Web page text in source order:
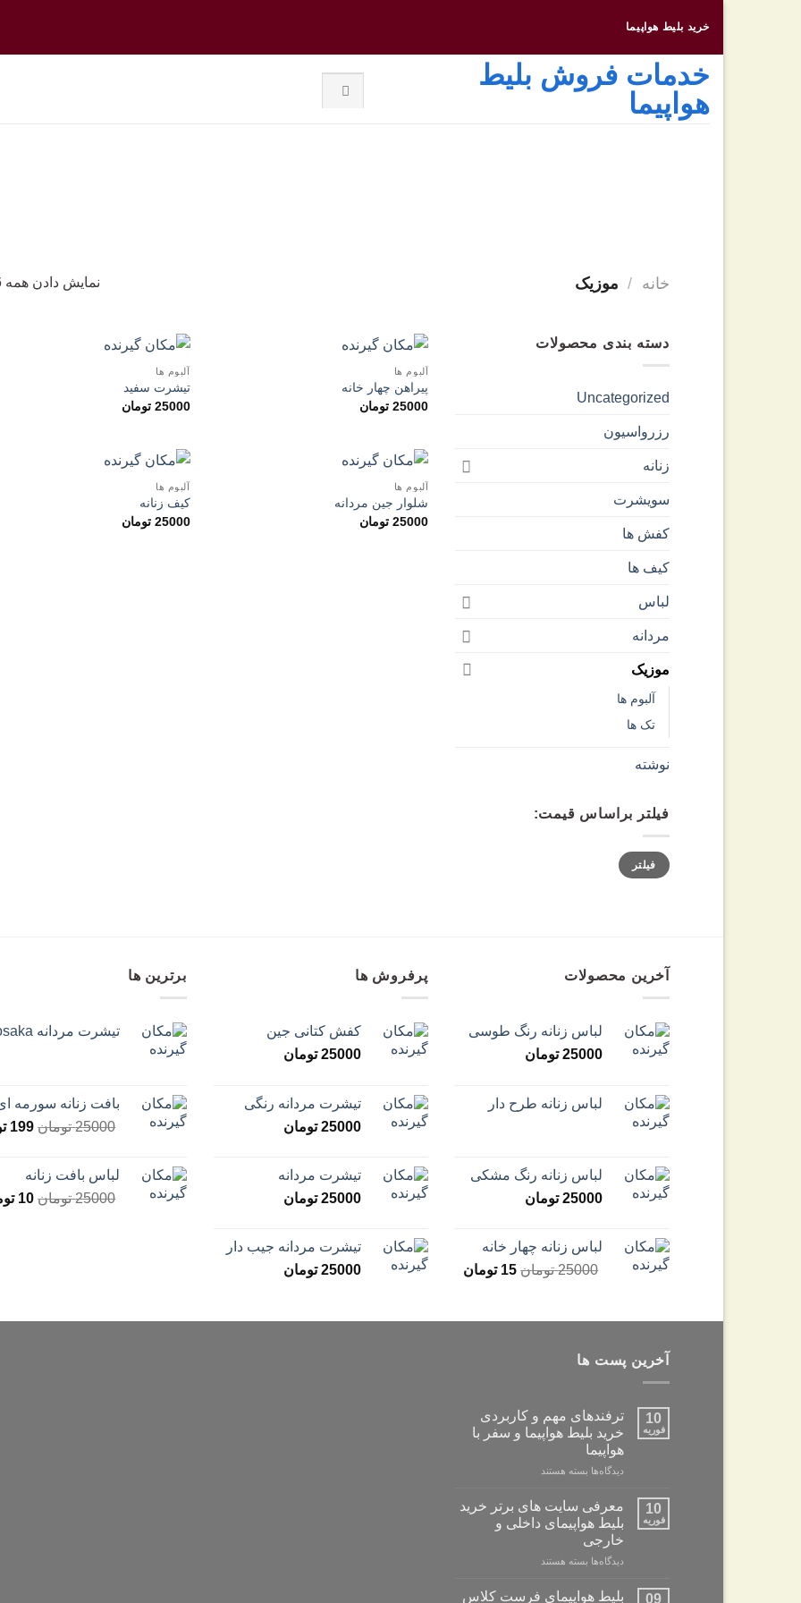
محتوا
خرید بلیط هواپیما
خدمات فروش بلیط
هواپیما
خانه / موزیک نمایش دادن همه 6 نتیجه
دسته بندی محصولات
Uncategorized
رزرواسیون
زنانه
سویشرت
کفش ها
کیف ها
لباس
مردانه
موزیک
آلبوم ها
تک ها
نوشته
فیلتر براساس قیمت:
فیلتر
آلبوم ها
پیراهن چهار خانه
25000 تومان
آلبوم ها
تیشرت سفید
25000 تومان
آلبوم ها
شلوار جین مردانه
25000 تومان
آلبوم ها
کیف زنانه
25000 تومان
آخرین محصولات
لباس زنانه رنگ طوسی
25000 تومان
لباس زنانه طرح دار
لباس زنانه رنگ مشکی
25000 تومان
لباس زنانه چهار خانه
25000 تومان 15 تومان
پرفروش ها
کفش کتانی جین
25000 تومان
تیشرت مردانه رنگی
25000 تومان
تیشرت مردانه
25000 تومان
تیشرت مردانه جیب دار
25000 تومان
برترین ها
تیشرت مردانه osaka
بافت زنانه سورمه
25000 تومان 199
لباس بافت زنانه
25000 تومان 10
آخرین پست ها
10
فوریه
ترفندهای مهم و کاربردی
خرید بلیط هواپیما و سفر با
هواپیما
دیدگاه‌ها برای
و
کاربردی
خرید
بلیط
بسته هستند
10
فوریه
معرفی سایت های برتر خرید
بلیط هواپیمای داخلی و
خارجی
دیدگاه‌ها برای
سایت
بسته هستند
09 بلیط هواپیمای فرست کلاس